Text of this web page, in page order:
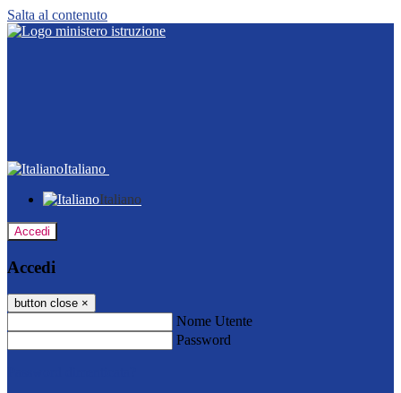
Salta al contenuto
Italiano
Italiano
Accedi
Accedi
button close ×
Nome Utente
Password